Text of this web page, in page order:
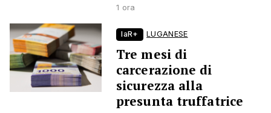
1 ora
laR+ LUGANESE
Tre mesi di
carcerazione di
sicurezza alla
presunta truffatrice